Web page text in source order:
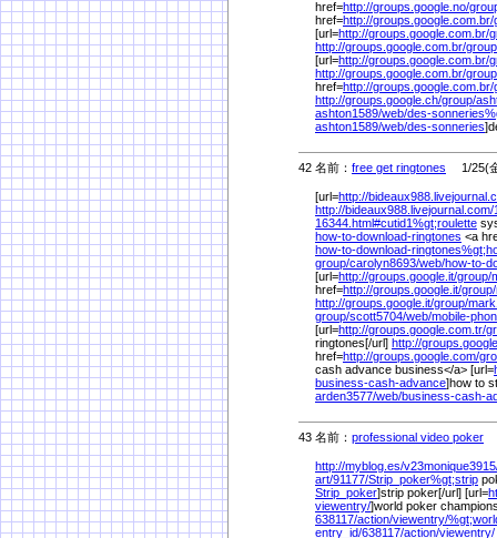
href=http://groups.google.no/
href=http://groups.google.com.br/
[url=http://groups.google.com.br/
http://groups.google.com.br/
[url=http://groups.google.com.br/
http://groups.google.com.br/
href=http://groups.google.com.br/
http://groups.google.ch/group/
ashton1589/web/des-sonneries%
ashton1589/web/des-sonneries
42 名前： free get ringtones 1/25(
[url=http://
http://bideaux988.livejournal.com/
16344.html#cutid1%gt;roulette
how-to-download-ringtones <a
how-to-download-ringtones%
group/carolyn8693/web/how-to-
[url=http://groups.google.it/group/
href=http://groups.google.it/group/
http://groups.google.it/group/
group/scott5704/web/mobile-
[url=http://groups.google.com.tr/
ringtones[/url] http://
href=http://groups.google.com/
cash advance business</a> [url=
business-cash-advance]how to
arden3577/web/business-cash-
43 名前： professional video poker
http://myblog.es/
art/91177/Strip_poker%gt;strip
Strip_poker]strip poker[/url] [url=
viewentry/]world poker
638117/action/viewentry/%
entry_id/638117/action/viewentry/